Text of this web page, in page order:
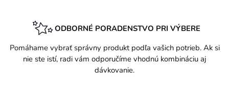
ODBORNÉ PORADENSTVO PRI VÝBERE
Pomáhame vybrať správny produkt podľa vašich potrieb. Ak si
nie ste istí, radi vám odporučíme vhodnú kombináciu aj
dávkovanie.